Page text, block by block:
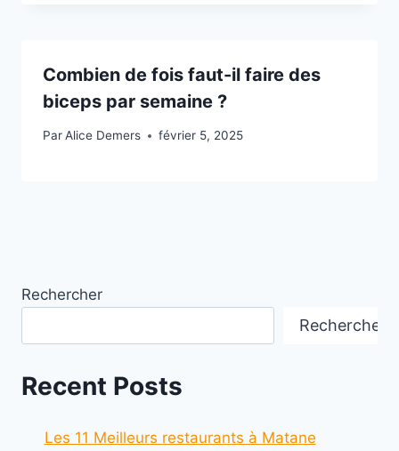
Combien de fois faut-il faire des
biceps par semaine ?
ParAlice Demers février 5, 2025
Rechercher
Rechercher
Recent Posts
Les 11 Meilleurs restaurants à Matane